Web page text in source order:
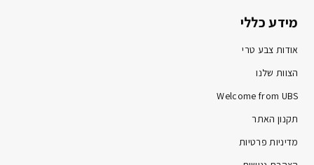
מידע כללי
אודות צבע טרי
הצוות שלנו
Welcome from UBS
תקנון האתר
מדיניות פרטיות